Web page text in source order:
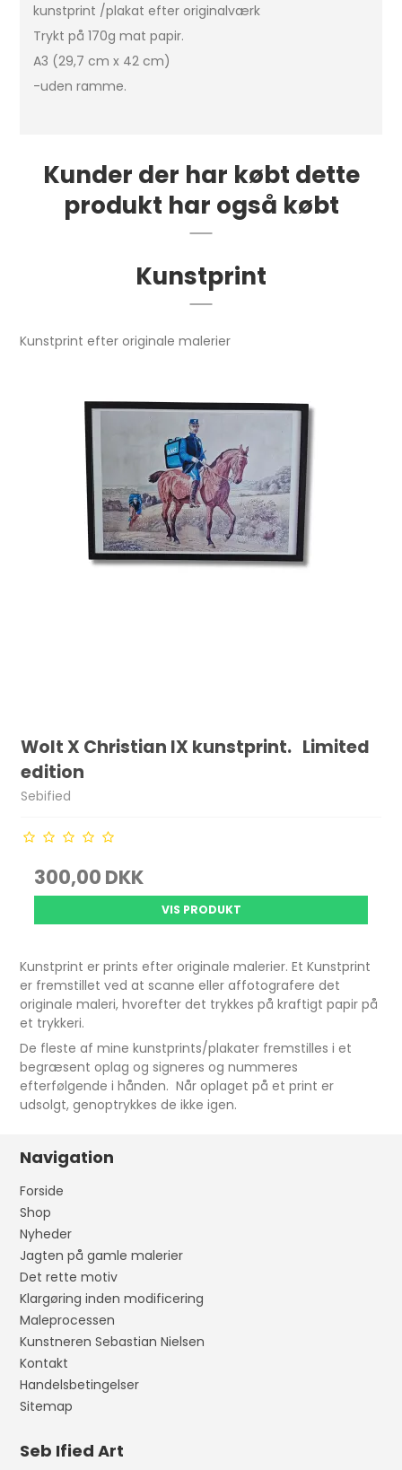
kunstprint /plakat efter originalværk
Trykt på 170g mat papir.
A3 (29,7 cm x 42 cm)
-uden ramme.
Kunder der har købt dette
produkt har også købt
Kunstprint
Kunstprint efter originale malerier
Wolt X Christian IX kunstprint. Limited
edition
Sebified
300,00 DKK
VIS PRODUKT
Kunstprint er prints efter originale malerier. Et Kunstprint
er fremstillet ved at scanne eller affotografere det
originale maleri, hvorefter det trykkes på kraftigt papir på
et trykkeri.
De fleste af mine kunstprints/plakater fremstilles i et
begræsent oplag og signeres og nummeres
efterfølgende i hånden. Når oplaget på et print er
udsolgt, genoptrykkes de ikke igen.
Navigation
Forside
Shop
Nyheder
Jagten på gamle malerier
Det rette motiv
Klargøring inden modificering
Maleprocessen
Kunstneren Sebastian Nielsen
Kontakt
Handelsbetingelser
Sitemap
Seb Ified Art